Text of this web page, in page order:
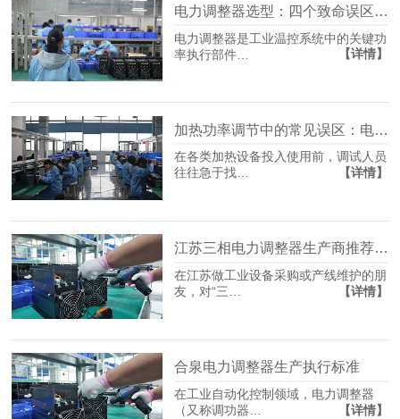
电力调整器选型：四个致命误区，多数人栽在第二个
电力调整器是工业温控系统中的关键功
率执行部件…
【详情】
在各类加热设备投入使用前，调试人员
往往急于找…
【详情】
江苏三相电力调整器生产商推荐：选型不踩坑，先看懂这几点
在江苏做工业设备采购或产线维护的朋
友，对“三…
【详情】
合泉电力调整器生产执行标准
在工业自动化控制领域，电力调整器
（又称调功器…
【详情】